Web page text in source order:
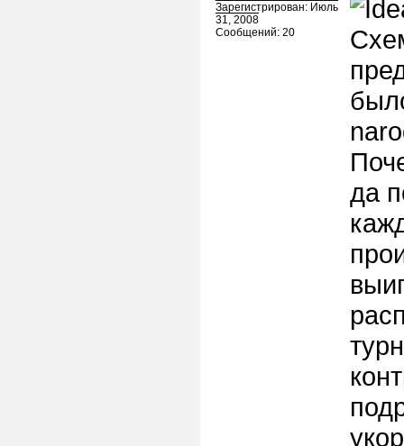
Зарегистрирован: Июль
31, 2008
Сообщений: 20
да